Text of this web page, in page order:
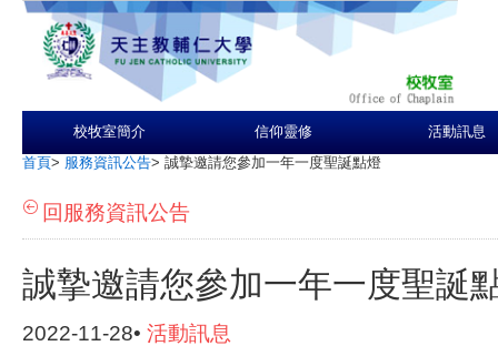
校牧室簡介 信仰靈修 活動訊息
首頁> 服務資訊公告> 誠摯邀請您參加一年一度聖誕點燈
回服務資訊公告
誠摯邀請您參加一年一度聖誕
2022-11-28• 活動訊息